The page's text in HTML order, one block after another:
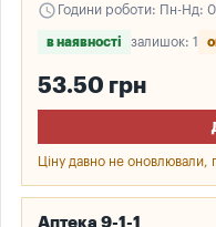
schedule Години роботи: Пн-Нд:
в наявності залишок: 1
53.50 грн
Ціну давно не оновлювали,
Аптека 9-1-1